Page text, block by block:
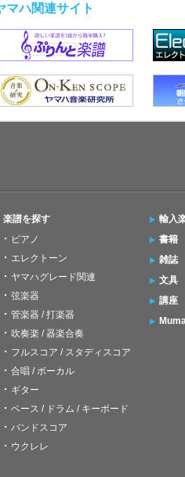
マハ関連サイト
楽譜を探す
ピアノ
エレクトーン
ヤマハグレード関連
弦楽器
管楽器 / 打楽器
吹奏楽 / 器楽合奏
フルスコア / スタディスコア
合唱 / ボーカル
ギター
ベース / ドラム / キーボード
バンドスコア
ウクレレ
輸入
書籍
雑誌
文具
講座